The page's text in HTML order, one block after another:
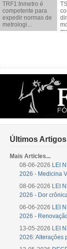
TRF1:Inmetro é
competente para
expedir normas de
metrologi...
Últimos Artigos
Mais Articles...
08-06-2026 LEI
2026 - Medicina
08-06-2026 LEI
2026 - Dor
06-06-2026 LEI
2026 -
13-05-2026 LEI
2026: Alteraçôes